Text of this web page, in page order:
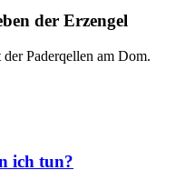
der Erzengel
Paderqellen am Dom.
ich tun?